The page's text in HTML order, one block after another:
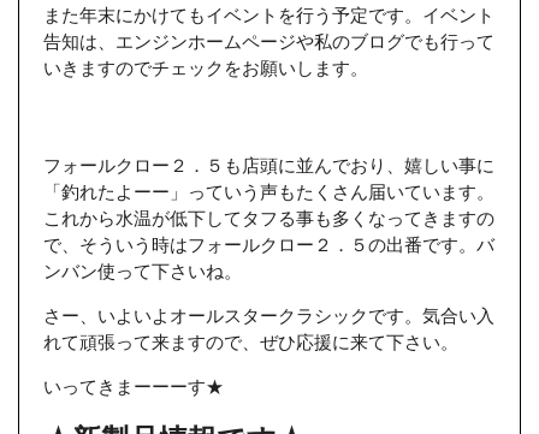
また年末にかけてもイベントを行う予定です。イベント
告知は、エンジンホームページや私のブログでも行って
いきますのでチェックをお願いします。
フォールクロー２．５も店頭に並んでおり、嬉しい事に
「釣れたよーー」っていう声もたくさん届いています。
これから水温が低下してタフる事も多くなってきますの
で、そういう時はフォールクロー２．５の出番です。バ
ンバン使って下さいね。
さー、いよいよオールスタークラシックです。気合い入
れて頑張って来ますので、ぜひ応援に来て下さい。
いってきまーーーす★